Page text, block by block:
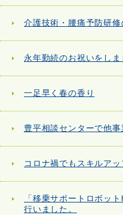
介護技術・腰痛予防研修
永年勤続のお祝いをしま
一足早く春の香り
豊平相談センターで他
コロナ禍でもスキルアッ
「移乗サポートロボッ
行いました。